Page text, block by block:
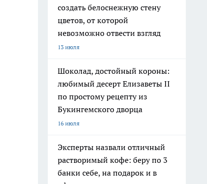
создать белоснежную стену
цветов, от которой
невозможно отвести взгляд
13 июля
Шоколад, достойный короны:
любимый десерт Елизаветы II
по простому рецепту из
Букингемского дворца
16 июля
Эксперты назвали отличный
растворимый кофе: беру по 3
банки себе, на подарок и в